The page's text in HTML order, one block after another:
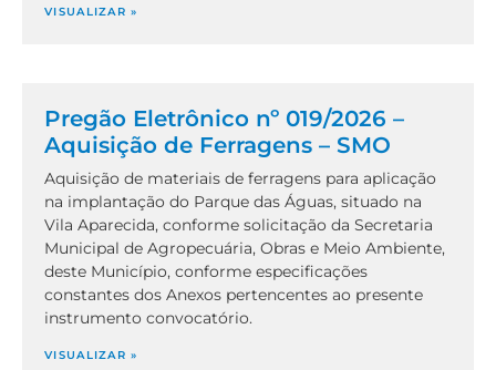
VISUALIZAR »
Pregão Eletrônico nº 019/2026 –
Aquisição de Ferragens – SMO
Aquisição de materiais de ferragens para aplicação
na implantação do Parque das Águas, situado na
Vila Aparecida, conforme solicitação da Secretaria
Municipal de Agropecuária, Obras e Meio Ambiente,
deste Município, conforme especificações
constantes dos Anexos pertencentes ao presente
instrumento convocatório.
VISUALIZAR »